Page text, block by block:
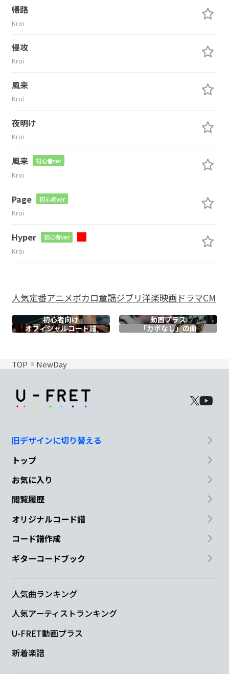
帰路
Kroi
侵攻
Kroi
風来
Kroi
夜明け
Kroi
風来 初心者ver
Kroi
Page 初心者ver
Kroi
Hyper 初心者ver
Kroi
人気定番アニメボカロ童謡ジブリ洋楽映画ドラマCM
初心者向け
動画プラス
オフィシャルコード譜 「カポなし」の曲
TOP NewDay
旧デザインに切り替える
トップ
お気に入り
閲覧履歴
オリジナルコード譜
コード譜作成
ギターコードブック
人気曲ランキング
人気アーティストランキング
U-FRET動画プラス
新着楽譜